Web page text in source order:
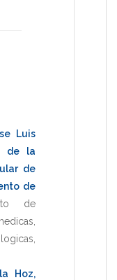
Luis
de la
de
de
de
Hoz,